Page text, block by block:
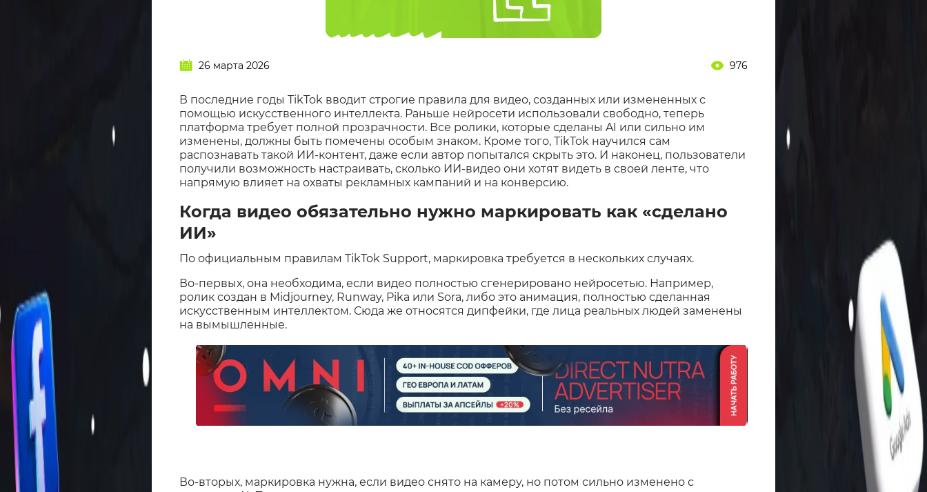
26 марта 2026 976
В последние годы TikTok вводит строгие правила для видео, созданных или измененных с
помощью искусственного интеллекта. Раньше нейросети использовали свободно, теперь
платформа требует полной прозрачности. Все ролики, которые сделаны AI или сильно им
изменены, должны быть помечены особым знаком. Кроме того, TikTok научился сам
распознавать такой ИИ-контент, даже если автор попытался скрыть это. И наконец, пользователи
получили возможность настраивать, сколько ИИ‑видео они хотят видеть в своей ленте, что
напрямую влияет на охваты рекламных кампаний и на конверсию.
Когда видео обязательно нужно маркировать как «сделано
ИИ»
По официальным правилам TikTok Support, маркировка требуется в нескольких случаях.
Во-первых, она необходима, если видео полностью сгенерировано нейросетью. Например,
ролик создан в Midjourney, Runway, Pika или Sora, либо это анимация, полностью сделанная
искусственным интеллектом. Сюда же относятся дипфейки, где лица реальных людей заменены
на вымышленные.
Во-вторых, маркировка нужна, если видео снято на камеру, но потом сильно изменено с